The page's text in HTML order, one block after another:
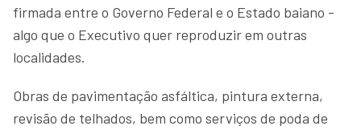
firmada entre o Governo Federal e o Estado baiano -
algo que o Executivo quer reproduzir em outras
localidades.
Obras de pavimentação asfáltica, pintura externa,
revisão de telhados, bem como serviços de poda de